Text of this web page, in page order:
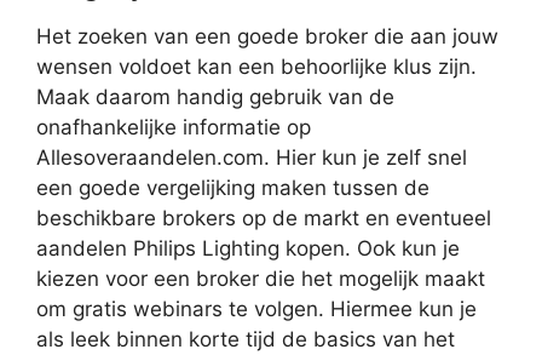
Het zoeken van een goede broker die aan jouw
wensen voldoet kan een behoorlijke klus zijn.
Maak daarom handig gebruik van de
onafhankelijke informatie op
Allesoveraandelen.com. Hier kun je zelf snel
een goede vergelijking maken tussen de
beschikbare brokers op de markt en eventueel
aandelen Philips Lighting kopen. Ook kun je
kiezen voor een broker die het mogelijk maakt
om gratis webinars te volgen. Hiermee kun je
als leek binnen korte tijd de basics van het